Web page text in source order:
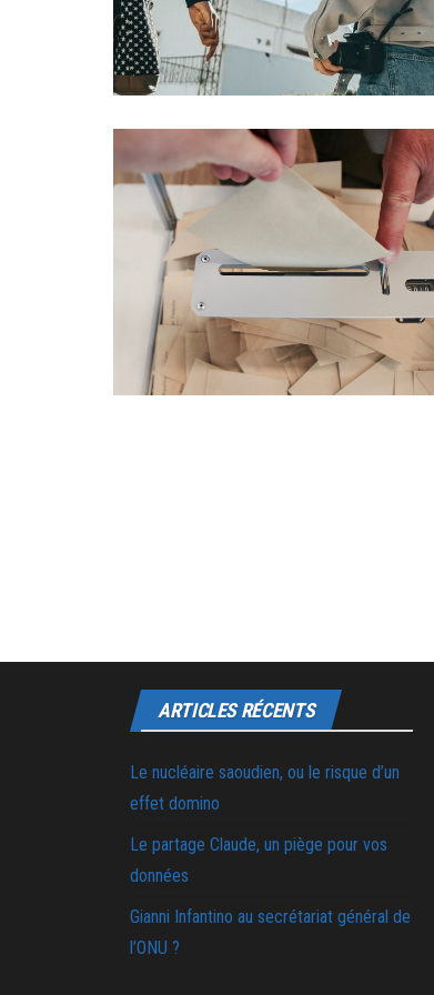
ARTICLES RÉCENTS
Le nucléaire saoudien, ou le risque d’un
effet domino
Le partage Claude, un piège pour vos
données
Gianni Infantino au secrétariat général de
l’ONU ?